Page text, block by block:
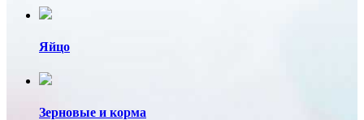
Яйцо
Зерновые и корма